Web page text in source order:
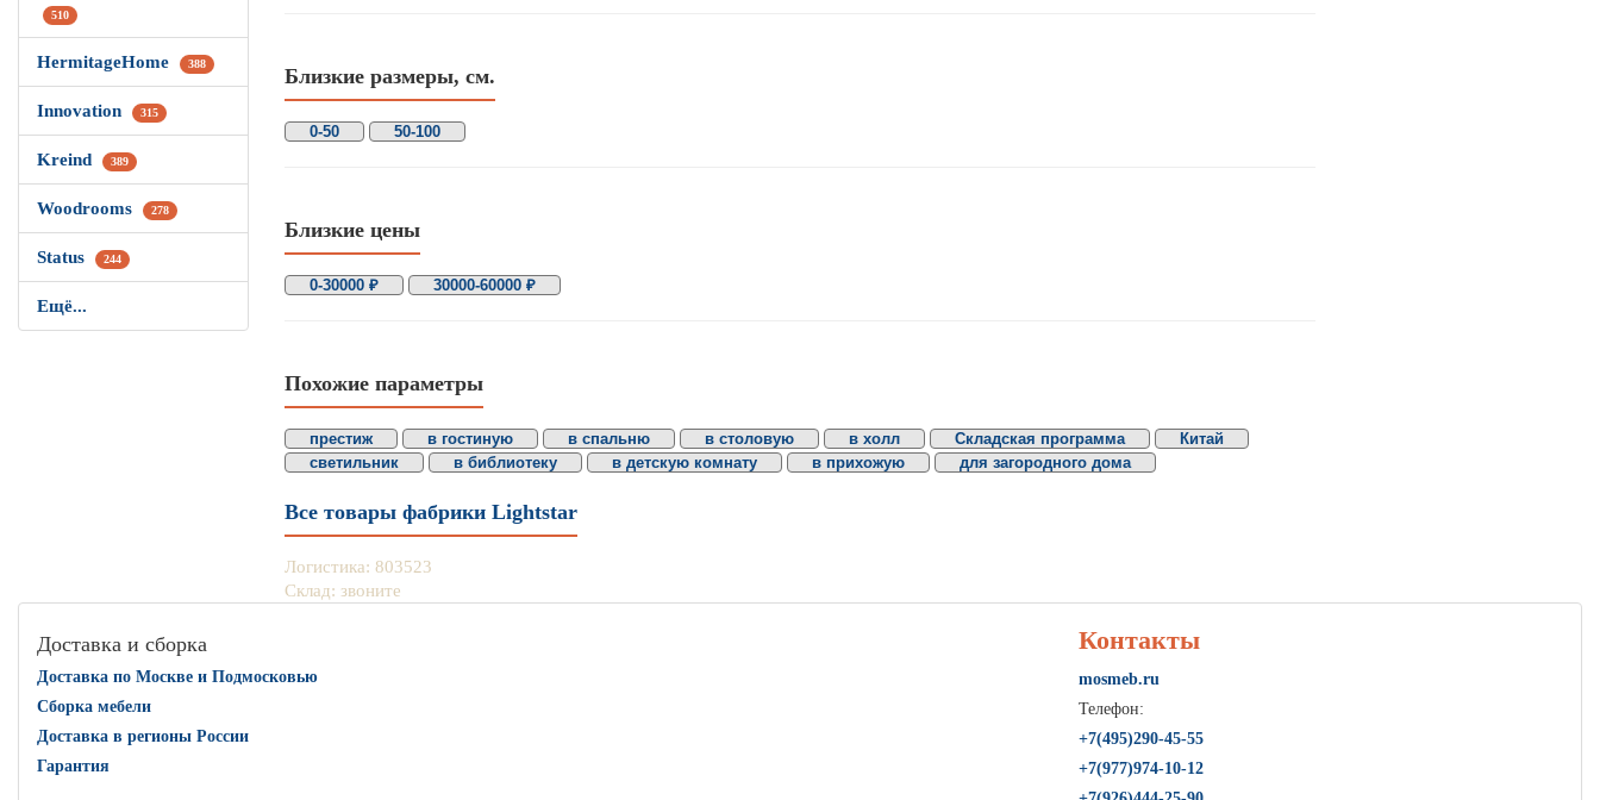
510
HermitageHome 388
Innovation 315
Kreind 389
Woodrooms 278
Status 244
Ещё...
Близкие размеры, см.
0-50 50-100
Близкие цены
0-30000 ₽ 30000-60000 ₽
Похожие параметры
престиж в гостиную в спальню в столовую в холл Складская программа
Китай
светильник
в библиотеку в детскую комнату в прихожую для загородного дома
Все товары фабрики Lightstar
Логистика: 803523
Склад: звоните
Доставка и сборка
Доставка по Москве и Подмосковью
Сборка мебели
Доставка в регионы России
Гарантия
Контакты
mosmeb.ru
Телефон:
+7(495)290-45-55
+7(977)974-10-12